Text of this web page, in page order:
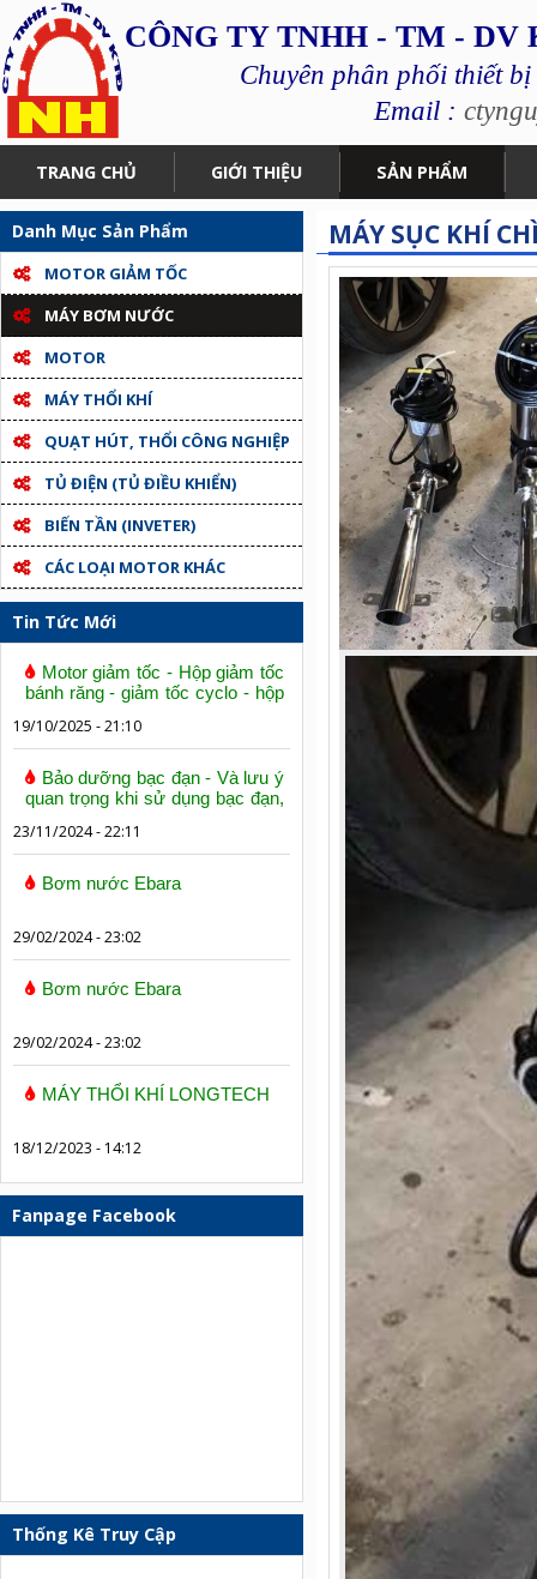
CÔNG TY TNHH - TM -
Chuyên phân phối thiết
Email :
TRANG CHỦ GIỚI THIỆU SẢN PHẨM
Danh Mục Sản Phẩm
MOTOR GIẢM TỐC
MÁY BƠM NƯỚC
MOTOR
MÁY THỔI KHÍ
QUẠT HÚT, THỔI CÔNG NGHIỆP
TỦ ĐIỆN (TỦ ĐIỀU KHIỂN)
BIẾN TẦN (INVETER)
CÁC LOẠI MOTOR KHÁC
Tin Tức Mới
Motor giảm tốc - Hộp giảm tốc
bánh răng - giảm tốc cyclo - hộp
19/10/2025 - 21:10
Bảo dưỡng bạc đạn - Và lưu ý
quan trọng khi sử dụng bạc đạn,
23/11/2024 - 22:11
Bơm nước Ebara
29/02/2024 - 23:02
Bơm nước Ebara
29/02/2024 - 23:02
MÁY THỔI KHÍ LONGTECH
18/12/2023 - 14:12
Fanpage Facebook
Thống Kê Truy Cập
MÁY SỤC KHÍ